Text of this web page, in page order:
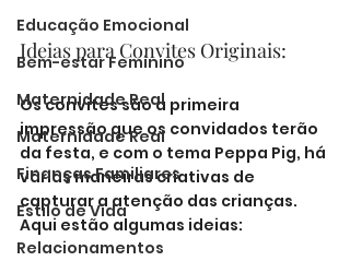
Educação Emocional
Bem-estar Feminino
Maternidade Real
Maternidade Real
Finanças Familiares
Estilo de Vida
Relacionamentos
Ideias para Convites Originais:
Os convites são a primeira
impressão que os convidados terão
da festa, e com o tema Peppa Pig, há
várias maneiras criativas de
capturar a atenção das crianças.
Aqui estão algumas ideias: